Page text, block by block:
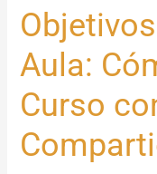
Aula:
Curso
Sentido
Compartido